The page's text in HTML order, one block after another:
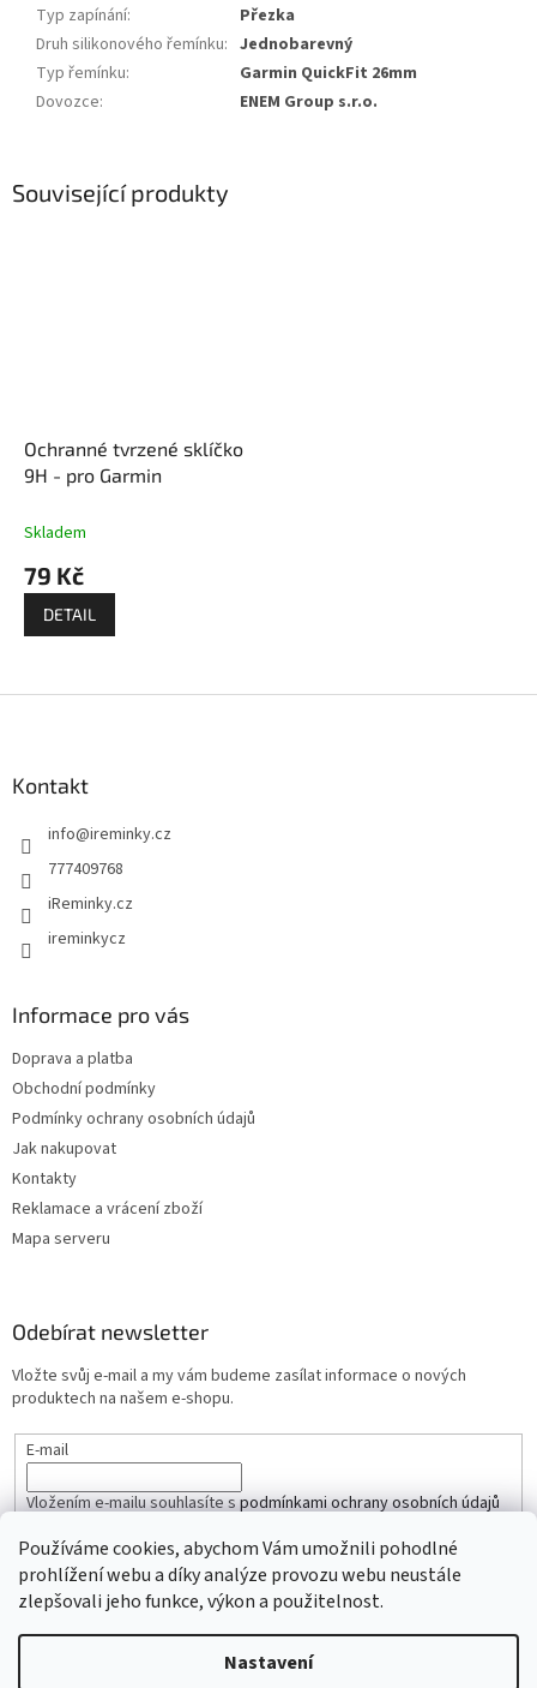
Používáme cookies, abychom Vám umožnili pohodlné
prohlížení webu a díky analýze provozu webu neustále
zlepšovali jeho funkce, výkon a použitelnost.
Nastavení
Související produkty
Ochranné tvrzené sklíčko
9H - pro Garmin
Skladem
79 Kč
DETAIL
Typ zapínání:
Přezka
Druh silikonového řemínku: Jednobarevný
Typ řemínku:
Garmin QuickFit 26mm
Dovozce: ENEM Group s.r.o.
Kontakt
info@ireminky.cz
777409768
iReminky.cz
ireminkycz
Informace pro vás
Doprava a platba
Obchodní podmínky
Podmínky ochrany osobních údajů
Jak nakupovat
Kontakty
Reklamace a vrácení zboží
Mapa serveru
Odebírat newsletter
Vložte svůj e-mail a my vám budeme zasílat informace o nových
produktech na našem e-shopu.
E-mail
Vložením e-mailu souhlasíte spodmínkami ochrany osobních údajů
PŘIHLÁSIT SE
Vytvořil Shoptet